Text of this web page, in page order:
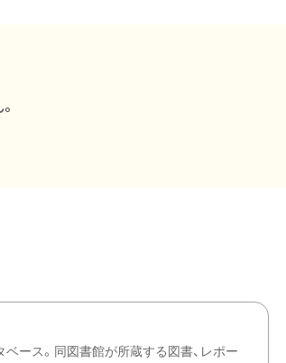
ース。同図書館が所蔵する図書、レポー